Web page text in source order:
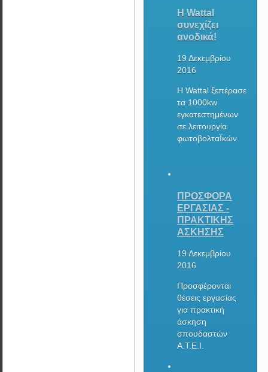
Η Wattal
συνεχίζει
ανοδικά!
19 Δεκεμβρίου
2016
Η Wattal ξεπέρασε
τα 1000kw
εγκατεστημένων
σε λειτουργία
φωτοβολταΪκών.
ΠΡΟΣΦΟΡΑ
ΕΡΓΑΣΙΑΣ -
ΠΡΑΚΤΙΚΗΣ
ΑΣΚΗΣΗΣ
19 Δεκεμβρίου
2016
Προσφέρονται
θέσεις εργασίας
για πρακτική
άσκηση
σπουδαστών
Α.Τ.Ε.Ι.